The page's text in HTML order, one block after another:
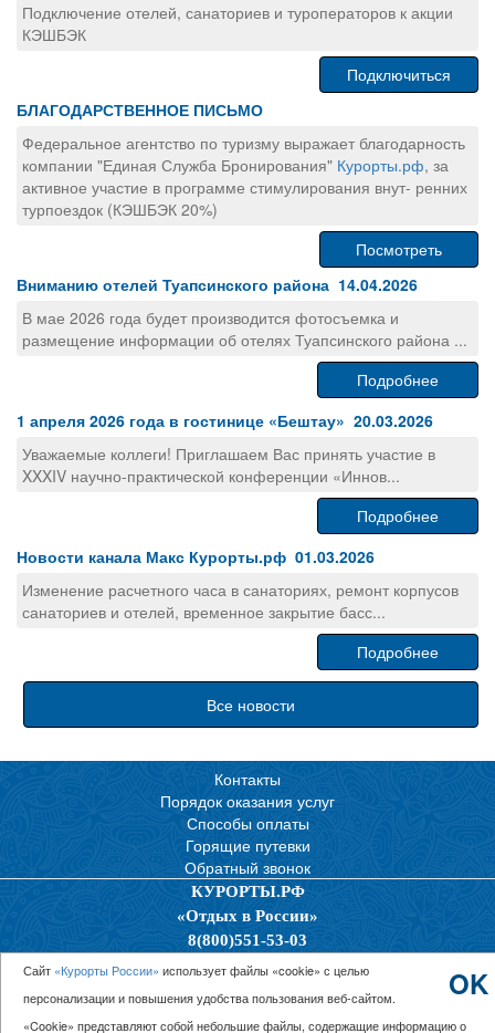
Подключение отелей, санаториев и туроператоров к акции
КЭШБЭК
Подключиться
БЛАГОДАРСТВЕННОЕ ПИСЬМО
Федеральное агентство по туризму выражает благодарность
компании "Единая Служба Бронирования" Курорты.рф, за
активное участие в программе стимулирования внут- ренних
турпоездок (КЭШБЭК 20%)
Посмотреть
Вниманию отелей Туапсинского района 14.04.2026
В мае 2026 года будет производится фотосъемка и
размещение информации об отелях Туапсинского района ...
Подробнее
1 апреля 2026 года в гостинице «Бештау» 20.03.2026
Уважаемые коллеги! Приглашаем Вас принять участие в
XXXIV научно-практической конференции «Иннов...
Подробнее
Новости канала Макс Курорты.рф 01.03.2026
Изменение расчетного часа в санаториях, ремонт корпусов
санаториев и отелей, временное закрытие басс...
Подробнее
Все новости
Контакты
Порядок оказания услуг
Способы оплаты
Горящие путевки
Обратный звонок
КУРОРТЫ.РФ
«Отдых в России»
8(800)551-53-03
Политика конфиденциальности
© 2026 ООО “Единая Служба Бронирования”
OK
Сайт «Курорты России» использует файлы «cookie» с целью
персонализации и повышения удобства пользования веб-сайтом.
«Cookie» представляют собой небольшие файлы, содержащие информацию о